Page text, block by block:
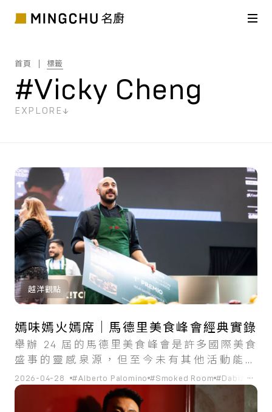
首頁 標籤
#Vicky Cheng
EXPLORE
共 筆搜尋結果
越洋觀點
嫣味嫣火嫣席｜馬德里美食峰會經典實錄
舉辦 24 屆的馬德里美食峰會是許多國際美食
盛事的靈感泉源，但至今未有其他活動能如
Madrid Fusion，做到集合名廚演講、美食論
壇、烹飪示範、廚藝比賽、美食美酒展覽、旅
遊局商業推廣、食品貿易商談於一身。
2026-04-28 #Alberto Palomino #Smoked Room #Dabiz ...